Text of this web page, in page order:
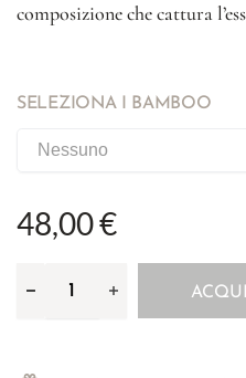
composizione che cattura
SELEZIONA I BAMBOO
48,00 €